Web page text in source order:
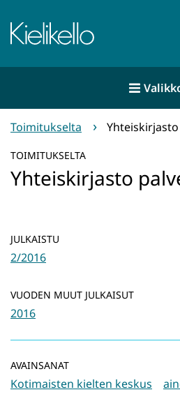
sisältöön
Etusivu
Toimitukselta
TOIMITUKSELTA
Yhteiskirjasto
JULKAISTU
2/2016
VUODEN MUUT JULKAISUT
2016
AVAINSANAT
Kotimaisten kielten keskus